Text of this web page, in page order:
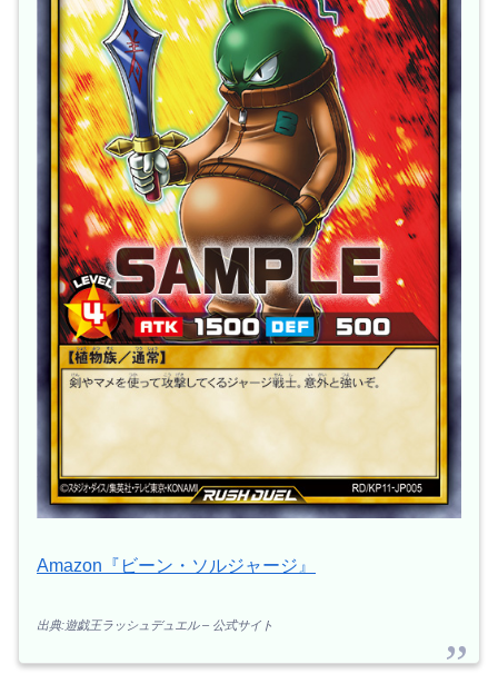
Amazon『ビーン・ソルジャージ』
出典:遊戯王ラッシュデュエル – 公式サイト